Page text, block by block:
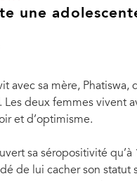
une
avec sa mère,
Les deux femmes vivent
et d’optimisme.
sa séropositivité
de lui cacher son